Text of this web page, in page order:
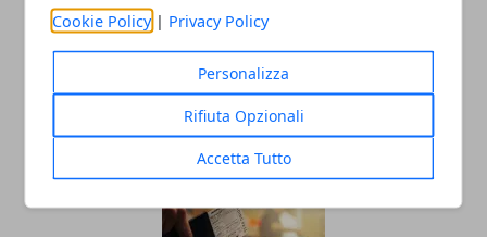
Cookie Policy | Privacy Policy
Personalizza
Rifiuta Opzionali
Accetta Tutto
Viaggi di gruppo, una soluzione sempre
più diffusa